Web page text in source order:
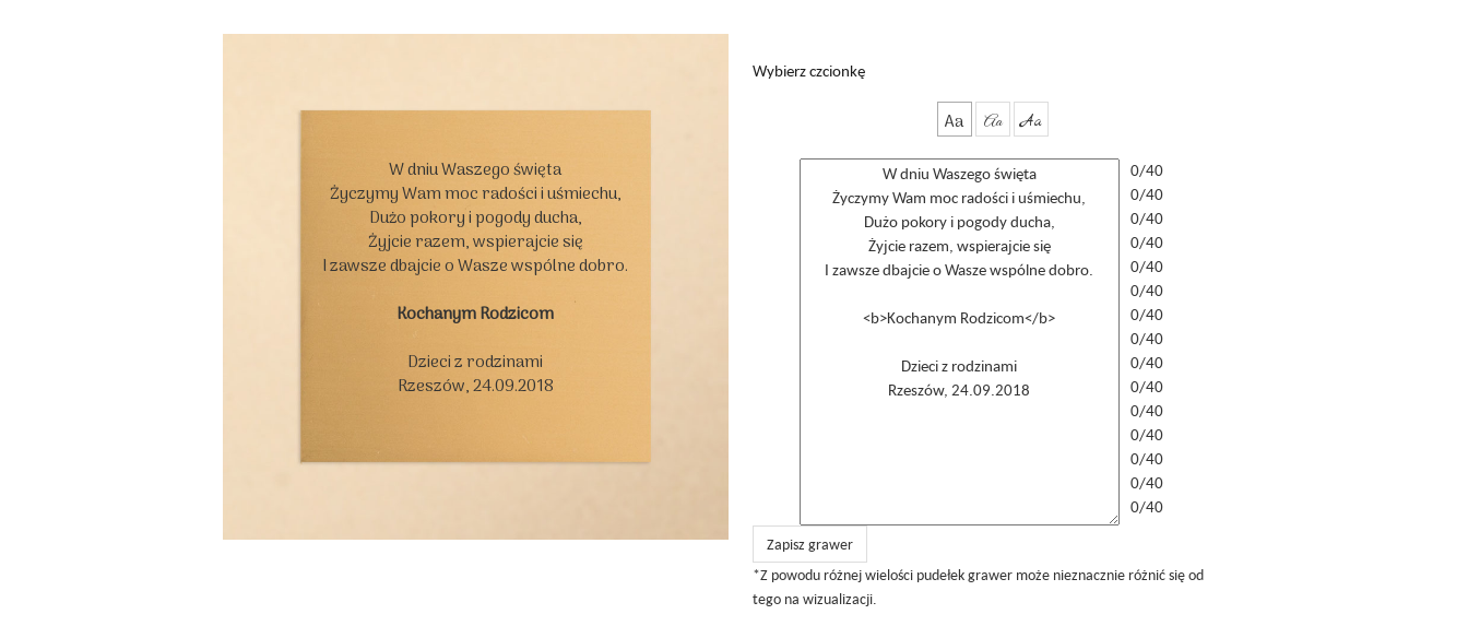
W dniu Waszego święta
Życzymy Wam moc radości i uśmiechu,
Dużo pokory i pogody ducha,
Żyjcie razem, wspierajcie się
I zawsze dbajcie o Wasze wspólne dobro.
Kochanym Rodzicom
Dzieci z rodzinami
Rzeszów, 24.09.2018
Wybierz czcionkę
Aa Aa Aa
0/40
0/40
0/40
0/40
0/40
0/40
0/40
0/40
0/40
0/40
0/40
0/40
0/40
0/40
0/40
Zapisz grawer
*Z powodu różnej wielości pudełek grawer może nieznacznie różnić się od
tego na wizualizacji.